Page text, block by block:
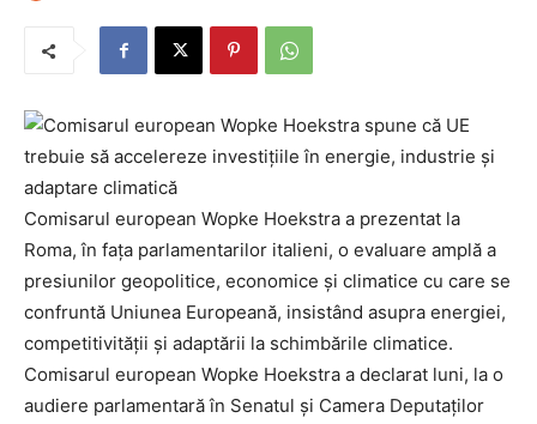
Comisarul european Wopke Hoekstra a prezentat la
Roma, în fața parlamentarilor italieni, o evaluare amplă a
presiunilor geopolitice, economice și climatice cu care se
confruntă Uniunea Europeană, insistând asupra energiei,
competitivității și adaptării la schimbările climatice.
Comisarul european Wopke Hoekstra a declarat luni, la o
audiere parlamentară în Senatul și Camera Deputaților